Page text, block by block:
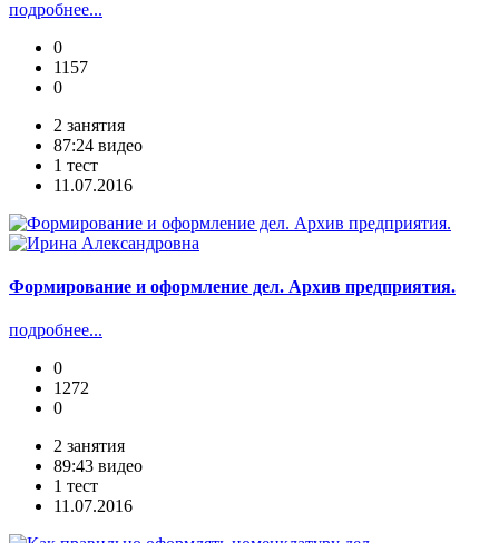
подробнее...
0
1157
0
2 занятия
87:24 видео
1 тест
11.07.2016
Формирование и оформление дел. Архив предприятия.
подробнее...
0
1272
0
2 занятия
89:43 видео
1 тест
11.07.2016